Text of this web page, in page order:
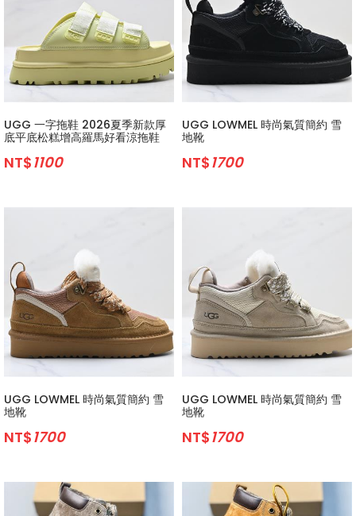
UGG 一字拖鞋 2026夏季新款厚
底平底松糕增高羅馬好看涼拖鞋
NT$1100
UGG LOWMEL 時尚氣質簡約 雪
地靴
NT$1700
UGG LOWMEL 時尚氣質簡約 雪
地靴
NT$1700
UGG LOWMEL 時尚氣質簡約 雪
地靴
NT$1700